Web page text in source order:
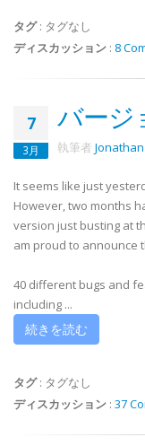
タグ: タグなし
ディスカッション : 8
7
3月
バージ
執筆者 Jonathan
It seems like just
However, two months
version just busting at
am proud to announce
40 different bugs and
including ...
続きを読む
タグ: タグなし
ディスカッション : 37